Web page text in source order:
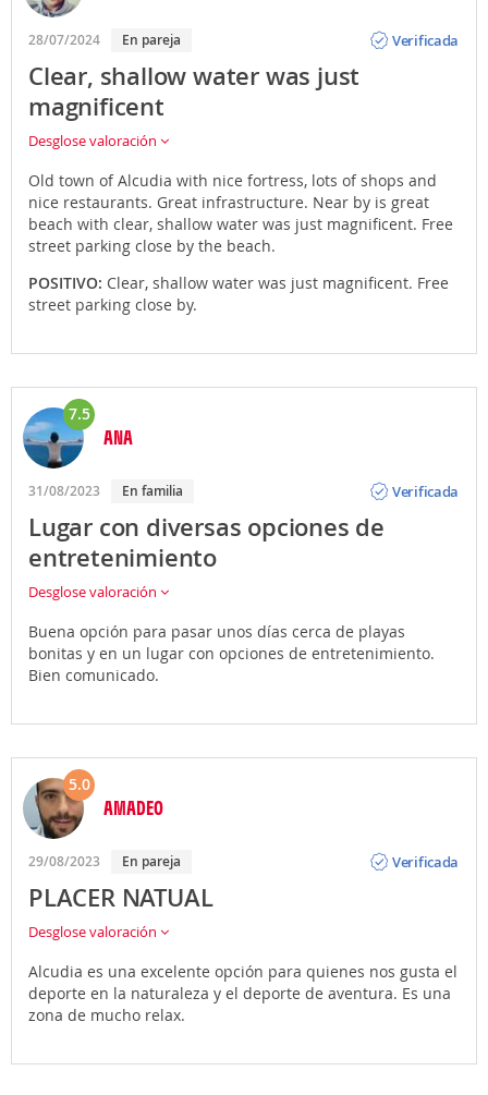
28/07/2024 En pareja
Verificada
Clear, shallow water was just
magnificent
Desglose valoración
Old town of Alcudia with nice fortress, lots of shops and
nice restaurants. Great infrastructure. Near by is great
beach with clear, shallow water was just magnificent. Free
street parking close by the beach.
POSITIVO: Clear, shallow water was just magnificent. Free
street parking close by.
7.5
ANA
31/08/2023 En familia
Verificada
Lugar con diversas opciones de
entretenimiento
Desglose valoración
Buena opción para pasar unos días cerca de playas
bonitas y en un lugar con opciones de entretenimiento.
Bien comunicado.
5.0
AMADEO
29/08/2023 En pareja
Verificada
PLACER NATUAL
Desglose valoración
Alcudia es una excelente opción para quienes nos gusta el
deporte en la naturaleza y el deporte de aventura. Es una
zona de mucho relax.